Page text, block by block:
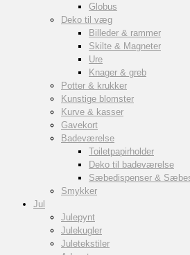
Globus
Deko til væg
Billeder & rammer
Skilte & Magneter
Ure
Knager & greb
Potter & krukker
Kunstige blomster
Kurve & kasser
Gavekort
Badeværelse
Toiletpapirholder
Deko til badeværelse
Sæbedispenser &
Smykker
Jul
Julepynt
Julekugler
Juletekstiler